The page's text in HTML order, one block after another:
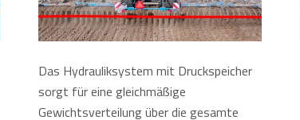
Das Hydrauliksystem mit Druckspeicher
sorgt für eine gleichmäßige
Gewichtsverteilung über die gesamte